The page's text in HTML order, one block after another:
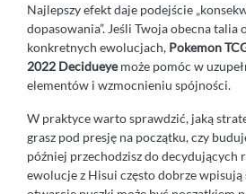
Najlepszy efekt daje podejście
dopasowania”. Jeśli Twoja obecna talia
konkretnych ewolucjach, Pokemon
2022 Decidueyemoże pomóc w
elementów i wzmocnieniu spójności.
W praktyce warto sprawdzić, jaką
grasz pod presję na początku, czy
później przechodzisz do decydujących
ewolucje z Hisui często dobrze wpisują